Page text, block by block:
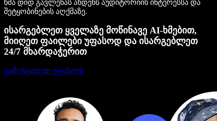
ხმა დიდ გავლენას ახდენს აუდიტორიის ინტერესსა და
შეტყობინების აღქმაზე.
ისარგებლეთ ყველაზე მოწინავე AI-ხმებით,
მიიღეთ ფაილები უფასოდ და ისარგებლეთ
24/7 მხარდაჭერით
გამოსცადეთ უფასოდ